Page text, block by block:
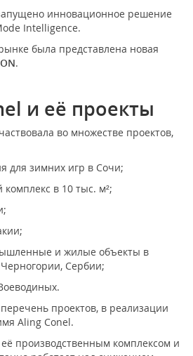
инновационное решение
Intelligence.
была представлена новая
.
и её проекты
во множестве проектов,
для зимних игр в Сочи;
в 10 тыс. м²;
и жилые объекты в
Сербии;
проектов, в реализации
Aling Conel.
производственным комплексом и